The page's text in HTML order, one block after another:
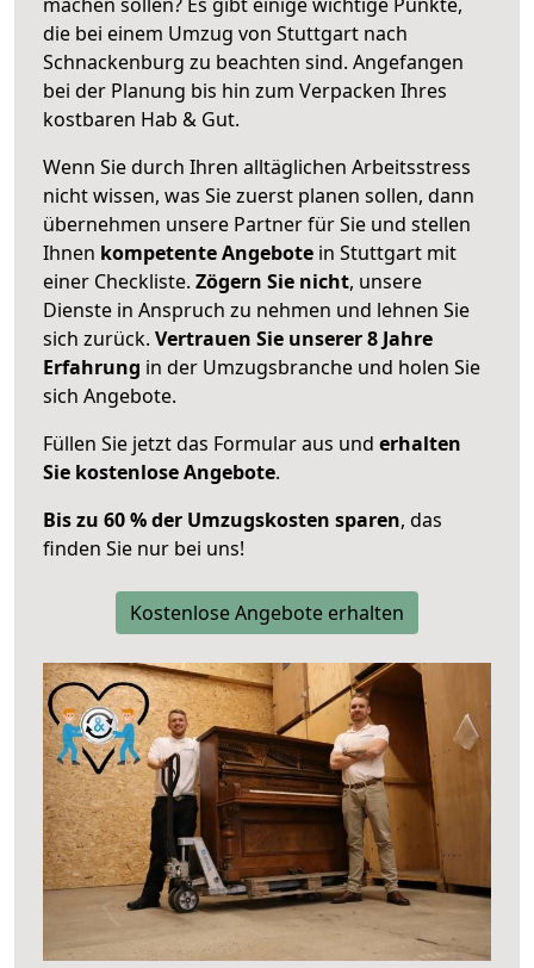
die bei einem Umzug von Stuttgart nach
Schnackenburg zu beachten sind. Angefangen
bei der Planung bis hin zum Verpacken Ihres
kostbaren Hab & Gut.
Wenn Sie durch Ihren alltäglichen Arbeitsstress
nicht wissen, was Sie zuerst planen sollen, dann
übernehmen unsere Partner für Sie und stellen
Ihnen kompetente Angebote in Stuttgart mit
einer Checkliste. Zögern Sie nicht, unsere
Dienste in Anspruch zu nehmen und lehnen Sie
sich zurück. Vertrauen Sie unserer 8 Jahre
Erfahrung in der Umzugsbranche und holen Sie
sich Angebote.
Füllen Sie jetzt das Formular aus und erhalten
Sie kostenlose Angebote.
Bis zu 60 % der Umzugskosten sparen, das
finden Sie nur bei uns!
Kostenlose Angebote erhalten